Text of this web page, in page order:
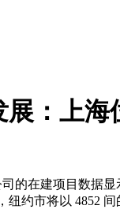
展：上
的在建项目数据
约市将以 4852